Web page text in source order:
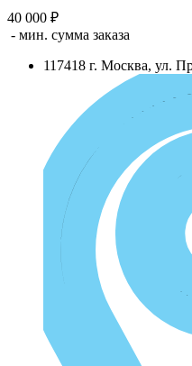
40 000 ₽
- мин. сумма заказа
117418 г. Москва, ул.